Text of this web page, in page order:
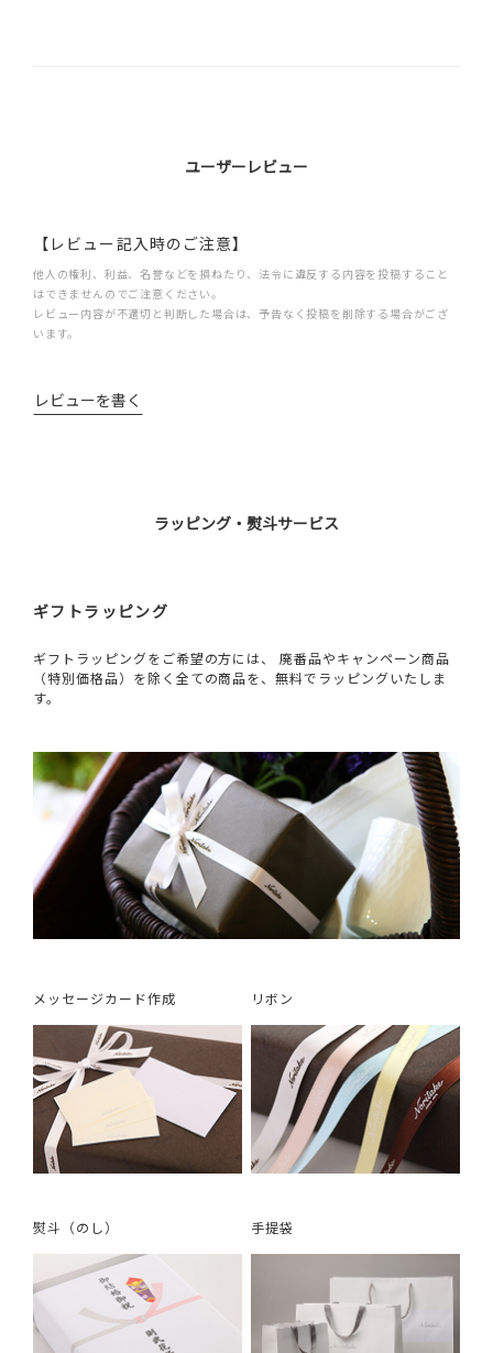
ユーザーレビュー
【レビュー記入時のご注意】
他人の権利、利益、名誉などを損ねたり、法令に違反する内容を投稿すること
はできませんのでご注意ください。
レビュー内容が不適切と判断した場合は、予告なく投稿を削除する場合がござ
います。
レビューを書く
ラッピング・熨斗サービス
ギフトラッピング
ギフトラッピングをご希望の方には、 廃番品やキャンペーン商品
（特別価格品）を除く全ての商品を、無料でラッピングいたしま
す。
メッセージカード作成 リボン
熨斗（のし） 手提袋